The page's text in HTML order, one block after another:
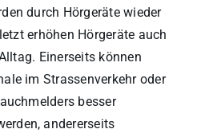
durch Hörgeräte wieder
erhöhen Hörgeräte auch
Einerseits können
im Strassenverkehr oder
besser
andererseits